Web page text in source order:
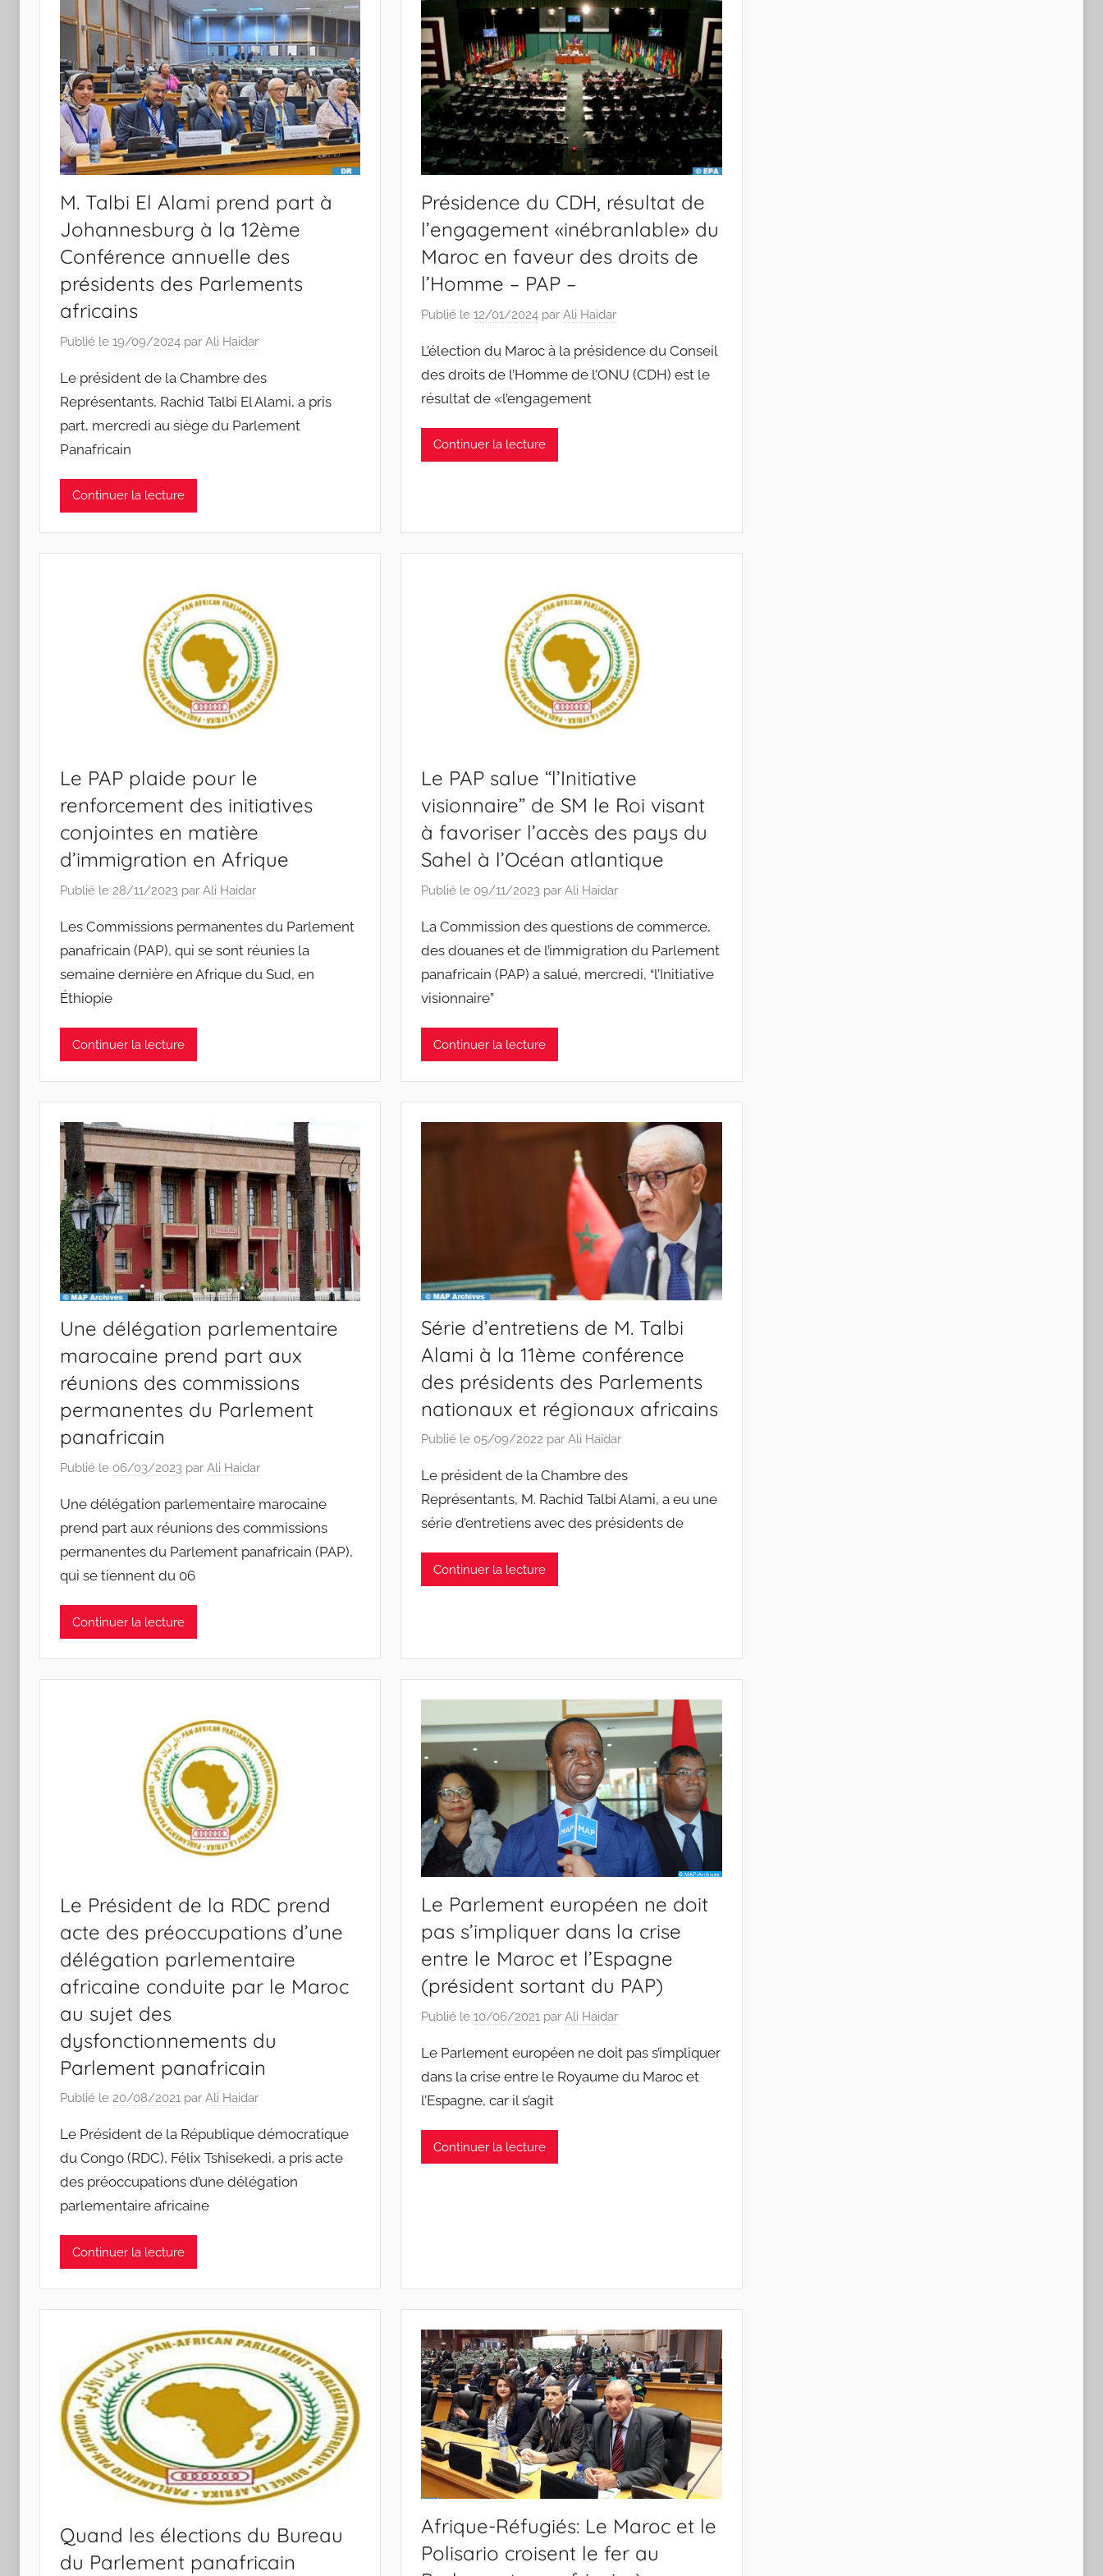
M. Talbi El Alami prend part à
Johannesburg à la 12ème
Conférence annuelle des
présidents des Parlements
africains
Publié le 19/09/2024 par Ali Haidar
Le président de la Chambre des
Représentants, Rachid Talbi El Alami, a pris
part, mercredi au siège du Parlement
Panafricain
Continuer la lecture
Présidence du CDH, résultat de
l’engagement «inébranlable» du
Maroc en faveur des droits de
l’Homme – PAP –
Publié le12/01/2024 parAli Haidar
L’élection du Maroc à la présidence du Conseil
des droits de l’Homme de l’ONU (CDH) est le
résultat de «l’engagement
Continuer la lecture
Le PAP plaide pour le
renforcement des initiatives
conjointes en matière
d’immigration en Afrique
Publié le 28/11/2023 par Ali Haidar
Les Commissions permanentes du Parlement
panafricain (PAP), qui se sont réunies la
semaine dernière en Afrique du Sud, en
Éthiopie
Continuer la lecture
Le PAP salue “l’Initiative
visionnaire” de SM le Roi visant
à favoriser l’accès des pays du
Sahel à l’Océan atlantique
Publié le 09/11/2023 parAli Haidar
La Commission des questions de commerce,
des douanes et de l’immigration du Parlement
panafricain (PAP) a salué, mercredi, “l’Initiative
visionnaire”
Continuer la lecture
Une délégation parlementaire
marocaine prend part aux
réunions des commissions
permanentes du Parlement
panafricain
Publié le 06/03/2023 par Ali Haidar
Une délégation parlementaire marocaine
prend part aux réunions des commissions
permanentes du Parlement panafricain (PAP),
qui se tiennent du 06
Continuer la lecture
Série d’entretiens de M. Talbi
Alami à la 11ème conférence
des présidents des Parlements
nationaux et régionaux africains
Publié le 05/09/2022 parAli Haidar
Le président de la Chambre des
Représentants, M. Rachid Talbi Alami, a eu une
série d’entretiens avec des présidents de
Continuer la lecture
Le Président de la RDC prend
acte des préoccupations d’une
délégation parlementaire
africaine conduite par le Maroc
au sujet des
dysfonctionnements du
Parlement panafricain
Publié le 20/08/2021 par Ali Haidar
Le Président de la République démocratique
du Congo (RDC), Félix Tshisekedi, a pris acte
des préoccupations d’une délégation
parlementaire africaine
Continuer la lecture
Le Parlement européen ne doit
pas s’impliquer dans la crise
entre le Maroc et l’Espagne
(président sortant du PAP)
Publié le10/06/2021 parAli Haidar
Le Parlement européen ne doit pas s’impliquer
dans la crise entre le Royaume du Maroc et
l’Espagne, car il s’agit
Continuer la lecture
Quand les élections du Bureau
du Parlement panafricain
Afrique-Réfugiés: Le Maroc et le
Polisario croisent le fer au